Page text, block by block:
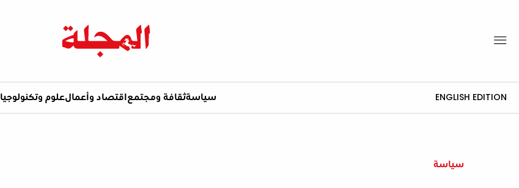
ENGLISH EDITION سياسةثقافة ومجتمع اقتصاد وأعمالعلوم وتكنولوجيا
سياسة